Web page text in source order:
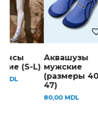
(S-L)
MDL
Аквашузы
мужские
(размеры
47)
80,00 MDL